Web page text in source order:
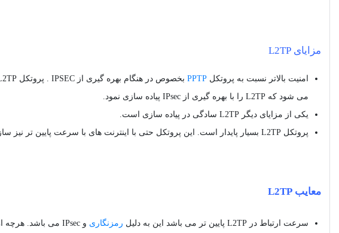
مزایای L2TP
امنیت بالاتر نسبت به پروتکل PPTP
می شود که L2TP را با بهره گیری از IPsec پیاده سازی نمود.
یکی از مزایای دیگر L2TP سادگی در پیاده سازی است.
پروتکل L2TP بسیار پایدار است. این پروتکل حتی با اینترنت های با سرعت پایین تر نیز سازگاری خواهد داشت.
معایب L2TP
سرعت ارتباط در L2TP پایین تر می باشد این به دلیل رمزنگاری و IPsec می باشد. هرچه از متد های